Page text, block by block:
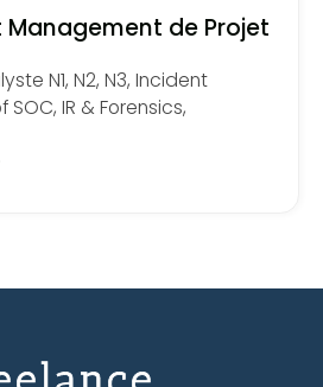
Management de Projet
N1, N2, N3, Incident
IR & Forensics,